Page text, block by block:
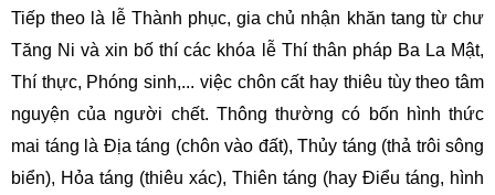
Tiếp theo là lễ Thành phục, gia chủ nhận khăn tang từ chư
Tăng Ni và xin bố thí các khóa lễ Thí thân pháp Ba La Mật,
Thí thực, Phóng sinh,... việc chôn cất hay thiêu tùy theo tâm
nguyện của người chết. Thông thường có bốn hình thức
mai táng là Địa táng (chôn vào đất), Thủy táng (thả trôi sông
biển), Hỏa táng (thiêu xác), Thiên táng (hay Điểu táng, hình